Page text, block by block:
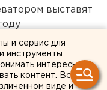
выставят
подтопило
взорвали
и сервис для
инструменты
интересы
контент. Вся
виде и